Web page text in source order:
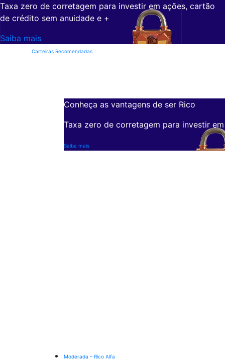
Taxa zero de corretagem para investir em ações, cartão
de crédito sem anuidade e +
Saiba mais
Carteiras Recomendadas
Conheça as vantagens de ser Rico
Taxa zero de corretagem para investir
Saiba mais
Moderada – Rico Alfa